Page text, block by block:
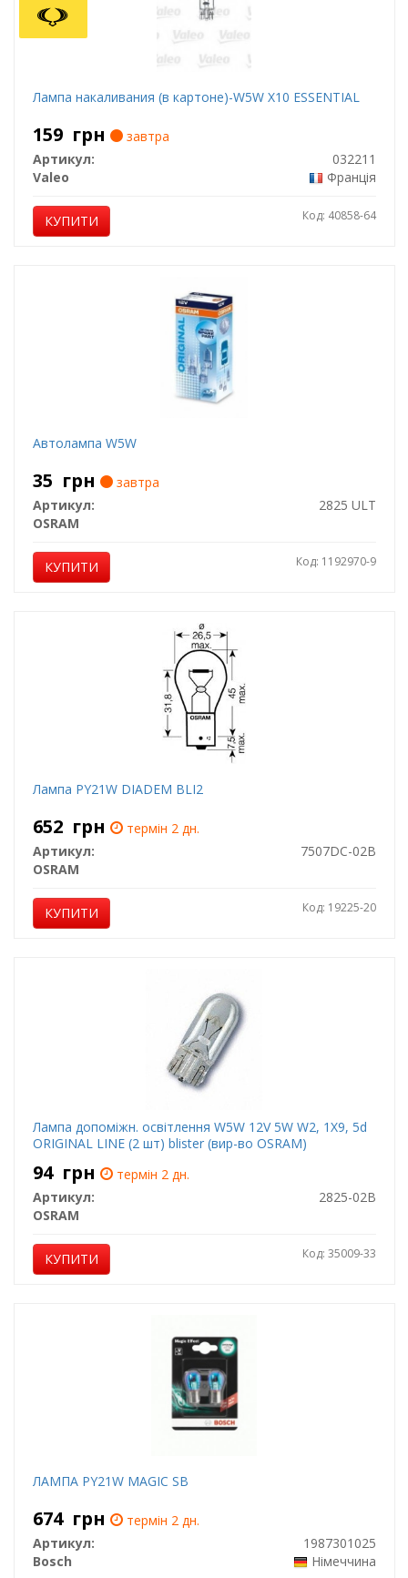
Лампа накаливания (в картоне)-W5W X10 ESSENTIAL
159 грн
завтра
Артикул:
032211
Valeo
Франція
КУПИТИ Код: 40858-64
Автолампа W5W
35 грн
завтра
Артикул:
2825 ULT
OSRAM
КУПИТИ Код: 1192970-9
Лампа PY21W DIADEM BLI2
652 грн
термін 2 дн.
Артикул:
7507DC-02B
OSRAM
КУПИТИ Код: 19225-20
Лампа допоміжн. освітлення W5W 12V 5W W2, 1X9, 5d
ORIGINAL LINE (2 шт) blister (вир-во OSRAM)
94 грн
термін 2 дн.
Артикул:
2825-02B
OSRAM
КУПИТИ Код: 35009-33
ЛАМПА PY21W MAGIC SB
674 грн
термін 2 дн.
Артикул:
1987301025
Bosch
Німеччина